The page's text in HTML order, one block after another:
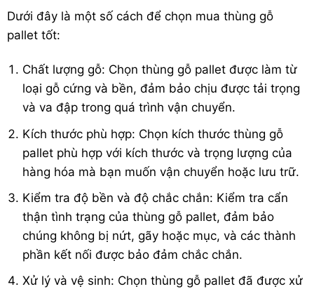
Dưới đây là một số cách để chọn mua thùng gỗ
pallet tốt:
Chất lượng gỗ: Chọn thùng gỗ pallet được làm từ
loại gỗ cứng và bền, đảm bảo chịu được tải trọng
và va đập trong quá trình vận chuyển.
Kích thước phù hợp: Chọn kích thước thùng gỗ
pallet phù hợp với kích thước và trọng lượng của
hàng hóa mà bạn muốn vận chuyển hoặc lưu trữ.
Kiểm tra độ bền và độ chắc chắn: Kiểm tra cẩn
thận tình trạng của thùng gỗ pallet, đảm bảo
chúng không bị nứt, gãy hoặc mục, và các thành
phần kết nối được bảo đảm chắc chắn.
Xử lý và vệ sinh: Chọn thùng gỗ pallet đã được xử